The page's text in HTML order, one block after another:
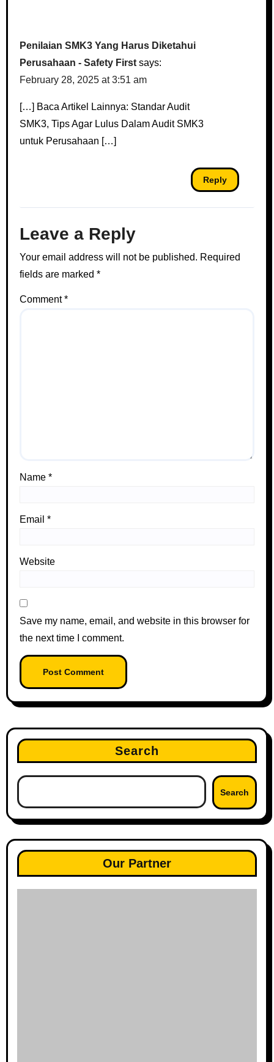
Penilaian SMK3 Yang Harus Diketahui
Perusahaan - Safety First says:
February 28, 2025 at 3:51 am
[…] Baca Artikel Lainnya: Standar Audit
SMK3, Tips Agar Lulus Dalam Audit SMK3
untuk Perusahaan […]
Reply
Leave a Reply
Your email address will not be published. Required
fields are marked*
Comment*
Name*
Email*
Website
Save my name, email, and website in this browser for
the next time I comment.
Search
Search
Our Partner